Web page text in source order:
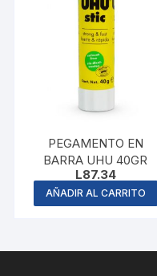
PEGAMENTO EN
BARRA UHU 40GR
L87.34
AÑADIR AL CARRITO